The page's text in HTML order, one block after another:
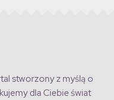
stworzony z myślą o
dla Ciebie świat